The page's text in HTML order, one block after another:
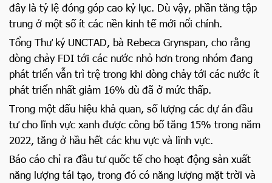
đây là tỷ lệ đóng góp cao kỷ lục. Dù vậy, phần tăng tập
trung ở một số ít các nền kinh tế mới nổi chính.
Tổng Thư ký UNCTAD, bà Rebeca Grynspan, cho rằng
dòng chảy FDI tới các nước nhỏ hơn trong nhóm đang
phát triển vẫn trì trệ trong khi dòng chảy tới các nước ít
phát triển nhất giảm 16% dù đã ở mức thấp.
Trong một dấu hiệu khả quan, số lượng các dự án đầu
tư cho lĩnh vực xanh được công bố tăng 15% trong năm
2022, tăng ở hầu hết các khu vực và lĩnh vực.
Báo cáo chỉ ra đầu tư quốc tế cho hoạt động sản xuất
năng lượng tái tạo, trong đó có năng lượng mặt trời và